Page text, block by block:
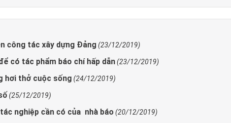
công tác xây dựng Đảng (23/12/2019)
có tác phẩm báo chí hấp dẫn(23/12/2019)
hơi thở cuộc sống (24/12/2019)
(25/12/2019)
nghiệp cần có của nhà báo (20/12/2019)